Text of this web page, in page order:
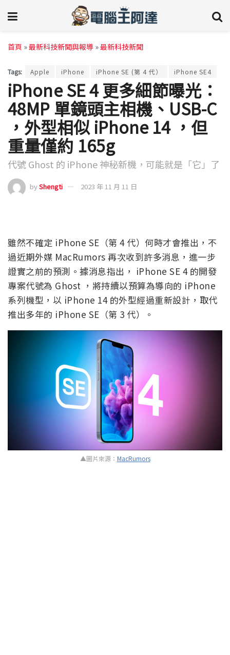
首頁 »最新科技新聞與報導 »最新科技新聞
Tags: Apple iPhone iPhone SE (第 4 代） iPhone SE4
iPhone SE 4 更多細節曝光：
48MP 單鏡頭主相機、USB-C
，外型相似 iPhone 14 ，但
重量僅約 165g
代號 Ghost 的 iPhone 神秘新機，可能就是「它」了
byShengti 2023 年 11 月 11 日
雖然不確定 iPhone SE（第 4 代）何時才會推出，不
過近期外媒 MacRumors 再次收到許多消息，進一步
證實之前的預測。據消息指出， iPhone SE 4 的開發
專案代號為 Ghost ，將持續以預算為導向的 iPhone
系列機型，以 iPhone 14 的外型經過重新設計，取代
推出多年的 iPhone SE（第 3 代）。
▲圖片來源： MacRumors